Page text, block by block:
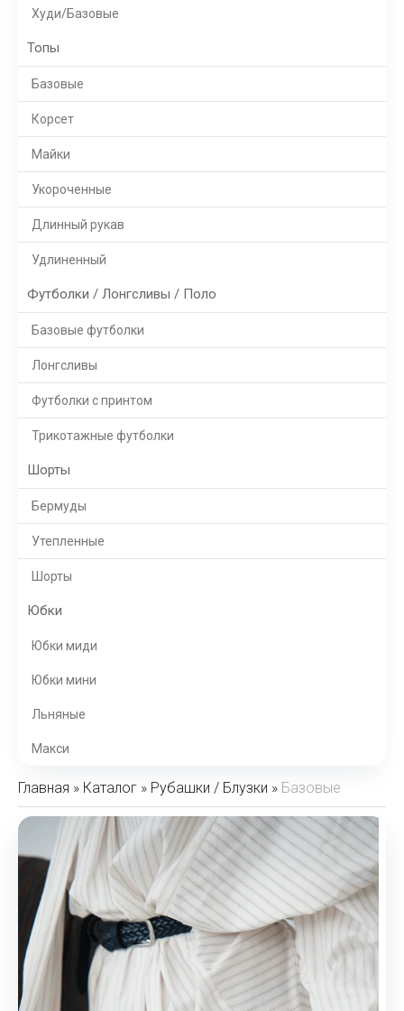
Худи/Базовые
Топы
Базовые
Корсет
Майки
Укороченные
Длинный рукав
Удлиненный
Футболки / Лонгсливы / Поло
Базовые футболки
Лонгсливы
Футболки с принтом
Трикотажные футболки
Шорты
Бермуды
Утепленные
Шорты
Юбки
Юбки миди
Юбки мини
Льняные
Макси
Главная » Каталог » Рубашки / Блузки » Базовые